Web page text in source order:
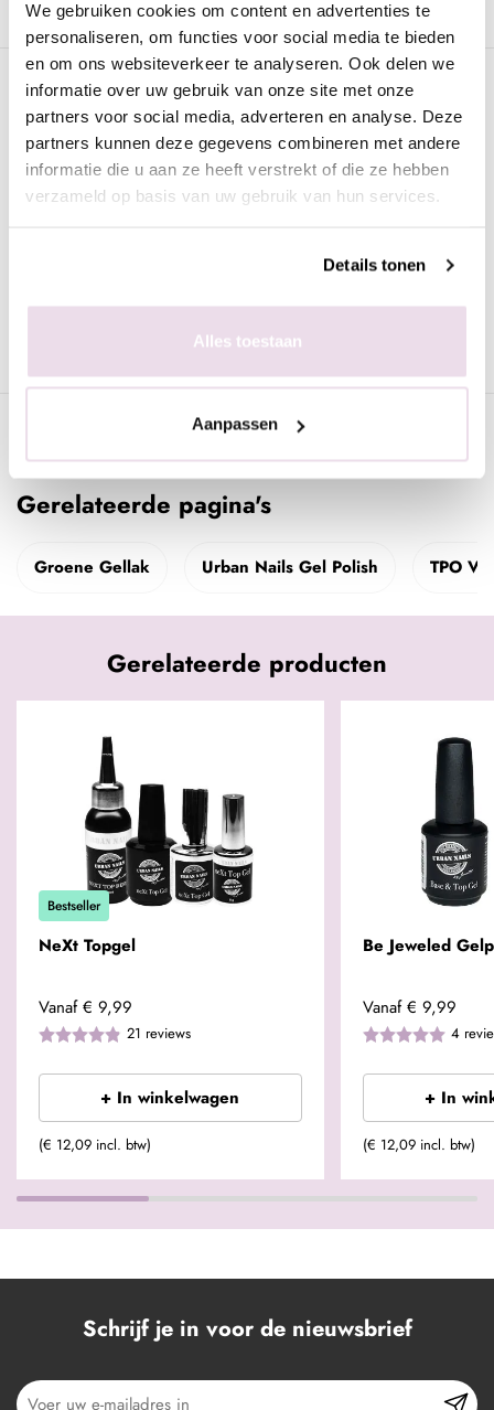
We gebruiken cookies om content en advertenties te
personaliseren, om functies voor social media te bieden
en om ons websiteverkeer te analyseren. Ook delen we
informatie over uw gebruik van onze site met onze
partners voor social media, adverteren en analyse. Deze
partners kunnen deze gegevens combineren met andere
informatie die u aan ze heeft verstrekt of die ze hebben
verzameld op basis van uw gebruik van hun services.
Details tonen
Alles toestaan
Aanpassen
Omschrijving
Urban Nails Gelpolish GP92 Pastel
Groen
DeUrban Nails Gelpolish GP92 Pastel Groen is van de
kunstnagel. Deze gellak kan worden uitgehard onder een UV
verpakking is voorzien van een prettig kwastje zodat het strak
aangebracht kan worden.
Gerelateerde pagina's
Groene Gellak Urban Nails Gel Polish TPO
Gerelateerde producten
Bestseller
NeXt Topgel
Vanaf € 9,99
21 reviews
+ In winkelwagen
(€ 12,09 incl. btw)
Be Jeweled
Vanaf € 9,99
4
+ In
(€ 12,09 incl. btw)
Schrijf je in voor de nieuwsbrief